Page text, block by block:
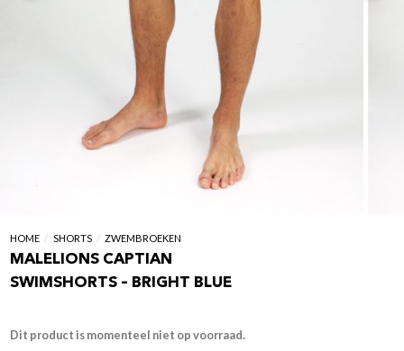
HOME / SHORTS / ZWEMBROEKEN
MALELIONS CAPTIAN
SWIMSHORTS – BRIGHT BLUE
Dit product is momenteel niet op voorraad.